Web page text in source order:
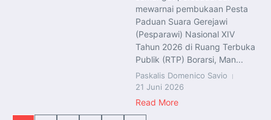
mewarnai pembukaan Pesta
Paduan Suara Gerejawi
(Pesparawi) Nasional XIV
Tahun 2026 di Ruang Terbuka
Publik (RTP) Borarsi, Man...
Paskalis Domenico Savio
21 Juni 2026
Read More